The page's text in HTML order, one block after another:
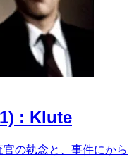
: Klute
の執念と、事件にから